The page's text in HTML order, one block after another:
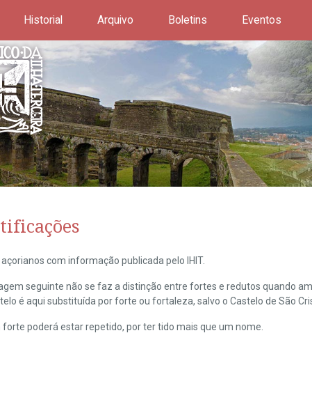
Historial Arquivo Boletins Eventos
açorianos com informação publicada pelo IHIT.
seguinte não se faz a distinção entre fortes e redutos quando
é aqui substituída por forte ou fortaleza, salvo o Castelo de São
poderá estar repetido, por ter tido mais que um nome.